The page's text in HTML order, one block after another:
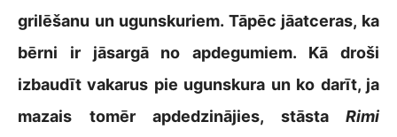
grilēšanu un ugunskuriem. Tāpēc jāatceras, ka
bērni ir jāsargā no apdegumiem. Kā droši
izbaudīt vakarus pie ugunskura un ko darīt, ja
mazais tomēr apdedzinājies, stāsta Rimi